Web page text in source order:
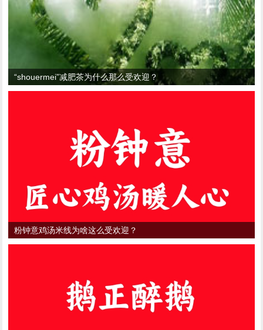
“shouermei”减肥茶为什么那么受欢迎？
粉钟意鸡汤米线为啥这么受欢迎？